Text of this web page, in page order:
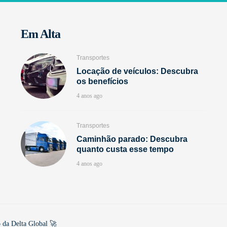
Em Alta
Transportes
Locação de veículos: Descubra
os benefícios
4 anos ago
Transportes
Caminhão parado: Descubra
quanto custa esse tempo
4 anos ago
da Delta Global 🚀